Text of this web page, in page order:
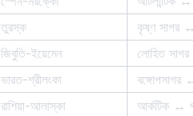
তুরস্ক
কৃষ্ণ সাগর ↔
জিবুতি-ইয়েমেন
লোহিত
ভারত-শ্রীলংকা
রাশিয়া-আলাস্কা আর্কটিক ↔